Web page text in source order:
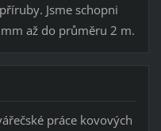
Jsme schopni
až do průměru 2 m.
práce kovových